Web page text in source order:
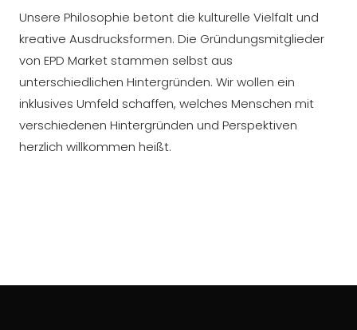
Unsere Philosophie betont die kulturelle Vielfalt und
kreative Ausdrucksformen. Die Gründungsmitglieder
von EPD Market stammen selbst aus
unterschiedlichen Hintergründen. Wir wollen ein
inklusives Umfeld schaffen, welches Menschen mit
verschiedenen Hintergründen und Perspektiven
herzlich willkommen heißt.